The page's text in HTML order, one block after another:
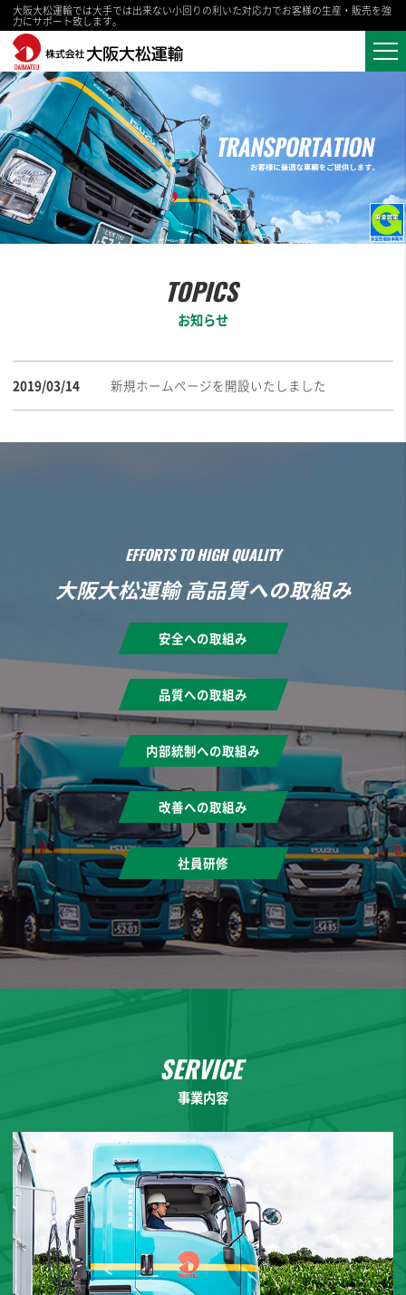
大阪大松運輸では大手では出来ない小回りの利いた対応力でお客様の生産・販売を強
力にサポート致します。
お知らせ
2019/03/14 新規ホームページを開設いたしました
EFFORTS TO HIGH QUALITY
大阪大松運輸 高品質への取組み
安全への取組み
品質への取組み
内部統制への取組み
改善への取組み
社員研修
事業内容